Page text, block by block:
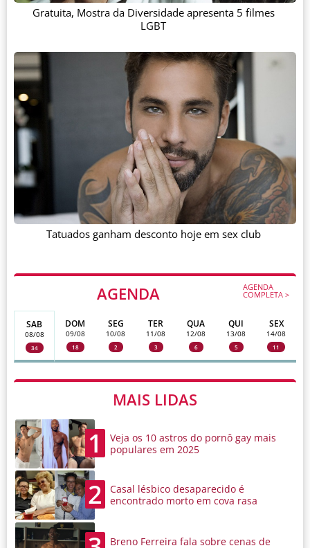
AGENDA AGENDA
COMPLETA >
SAB
08/08
34
DOM
09/08
18
SEG
10/08
2
TER
11/08
3
QUA
12/08
6
QUI
13/08
5
SEX
14/08
11
MAIS LIDAS
1
Veja os 10 astros do pornô gay mais
populares em 2025
2
Casal lésbico desaparecido é
encontrado morto em cova rasa
Breno Ferreira fala sobre cenas de
Gratuita, Mostra da Diversidade apresenta 5 filmes
LGBT
Tatuados ganham desconto hoje em sex club